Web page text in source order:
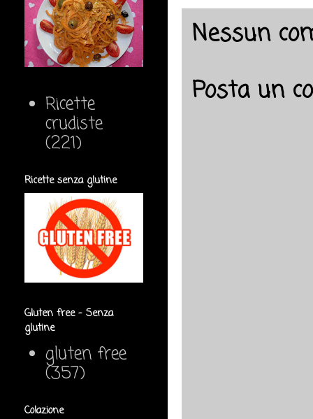
Nessun
Posta un
Ricette
crudiste
(221)
Ricette senza glutine
Gluten free - Senza
glutine
gluten free
(357)
Colazione